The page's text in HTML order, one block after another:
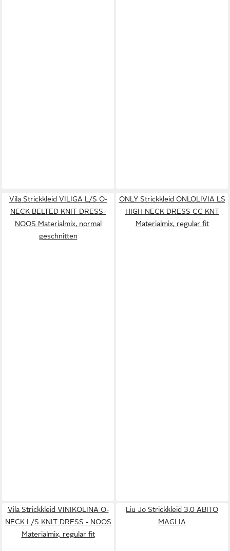
Vila Strickkleid VILIGA L/S O-
NECK BELTED KNIT DRESS-
NOOS Materialmix, normal
geschnitten
ONLY Strickkleid ONLOLIVIA LS
HIGH NECK DRESS CC KNT
Materialmix, regular fit
Vila Strickkleid VINIKOLINA O-
NECK L/S KNIT DRESS - NOOS
Materialmix, regular fit
Liu Jo Strickkleid 3.0 ABITO
MAGLIA